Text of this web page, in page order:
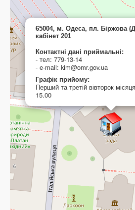
65004, м. Одеса, пл. Біржова
кабінет 201
Контактні дані приймальні:
- тел: 779-13-14
- e-mail: kim@omr.gov.ua
Графік прийому:
Перший та третій вівторок
15.00